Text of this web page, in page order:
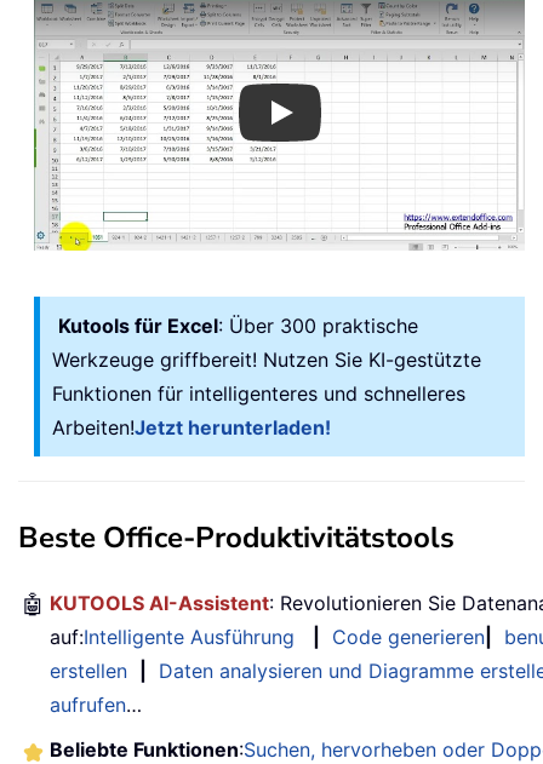
Play
Kutools für Excel: Über 300 praktische
Werkzeuge griffbereit! Nutzen Sie KI-gestützte
Funktionen für intelligenteres und schnelleres
Arbeiten!Jetzt herunterladen!
Beste Office-Produktivitätstools
🤖 KUTOOLS AI-Assistent: Revolutionieren Sie
auf:Intelligente Ausführung Code generieren
erstellen
Daten analysieren und Diagramme
aufrufen…
Beliebte Funktionen:Suchen, hervorheben oder